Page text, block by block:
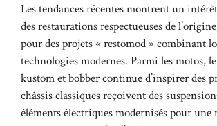
Les tendances récentes montrent un
des restaurations respectueuses de
pour des projets « restomod » combinant
technologies modernes. Parmi les motos,
kustom et bobber continue d’inspirer des
châssis classiques reçoivent des
éléments électriques modernisés pour une